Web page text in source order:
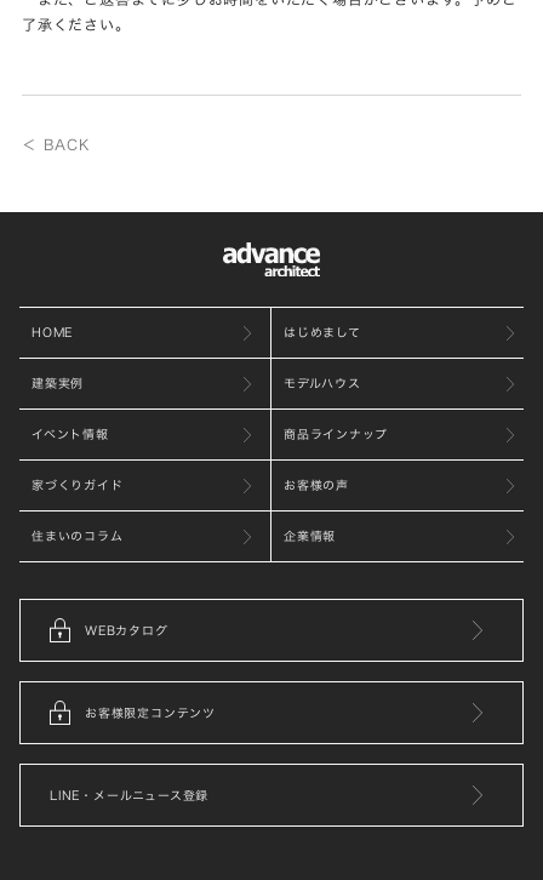
了承ください。
＜ BACK
HOME はじめまして
建築実例 モデルハウス
イベント情報 商品ラインナップ
家づくりガイド お客様の声
住まいのコラム 企業情報
WEBカタログ
お客様限定コンテンツ
LINE・メールニュース登録